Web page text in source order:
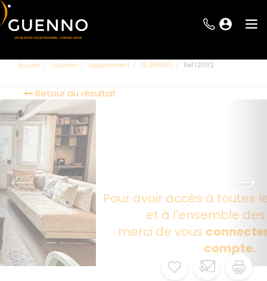
Accueil Location Appartement T3 RENNES Ref 121702
Retour au résultat
Pour avoir accès à toutes les informations
et à l'ensemble des photos,
merci de vous
connecter ou créer un